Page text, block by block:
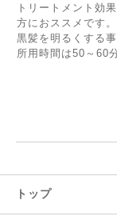
トリートメント効
方におススメです。
黒髪を明るくする
所用時間は50～60
トップ